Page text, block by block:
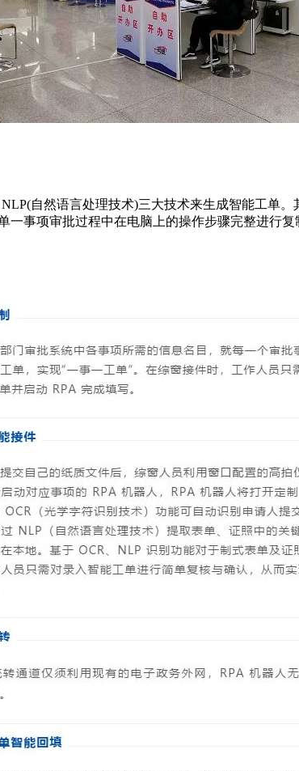
自然语言处理技术)三大技术来生成智能工单
事项审批过程中在电脑上的操作步骤完整进行